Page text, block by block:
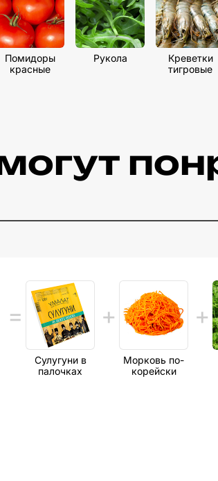
Помидоры
красные
Рукола
Креветки
тигровые
Сулугуни в
палочках
Морковь по-
корейски